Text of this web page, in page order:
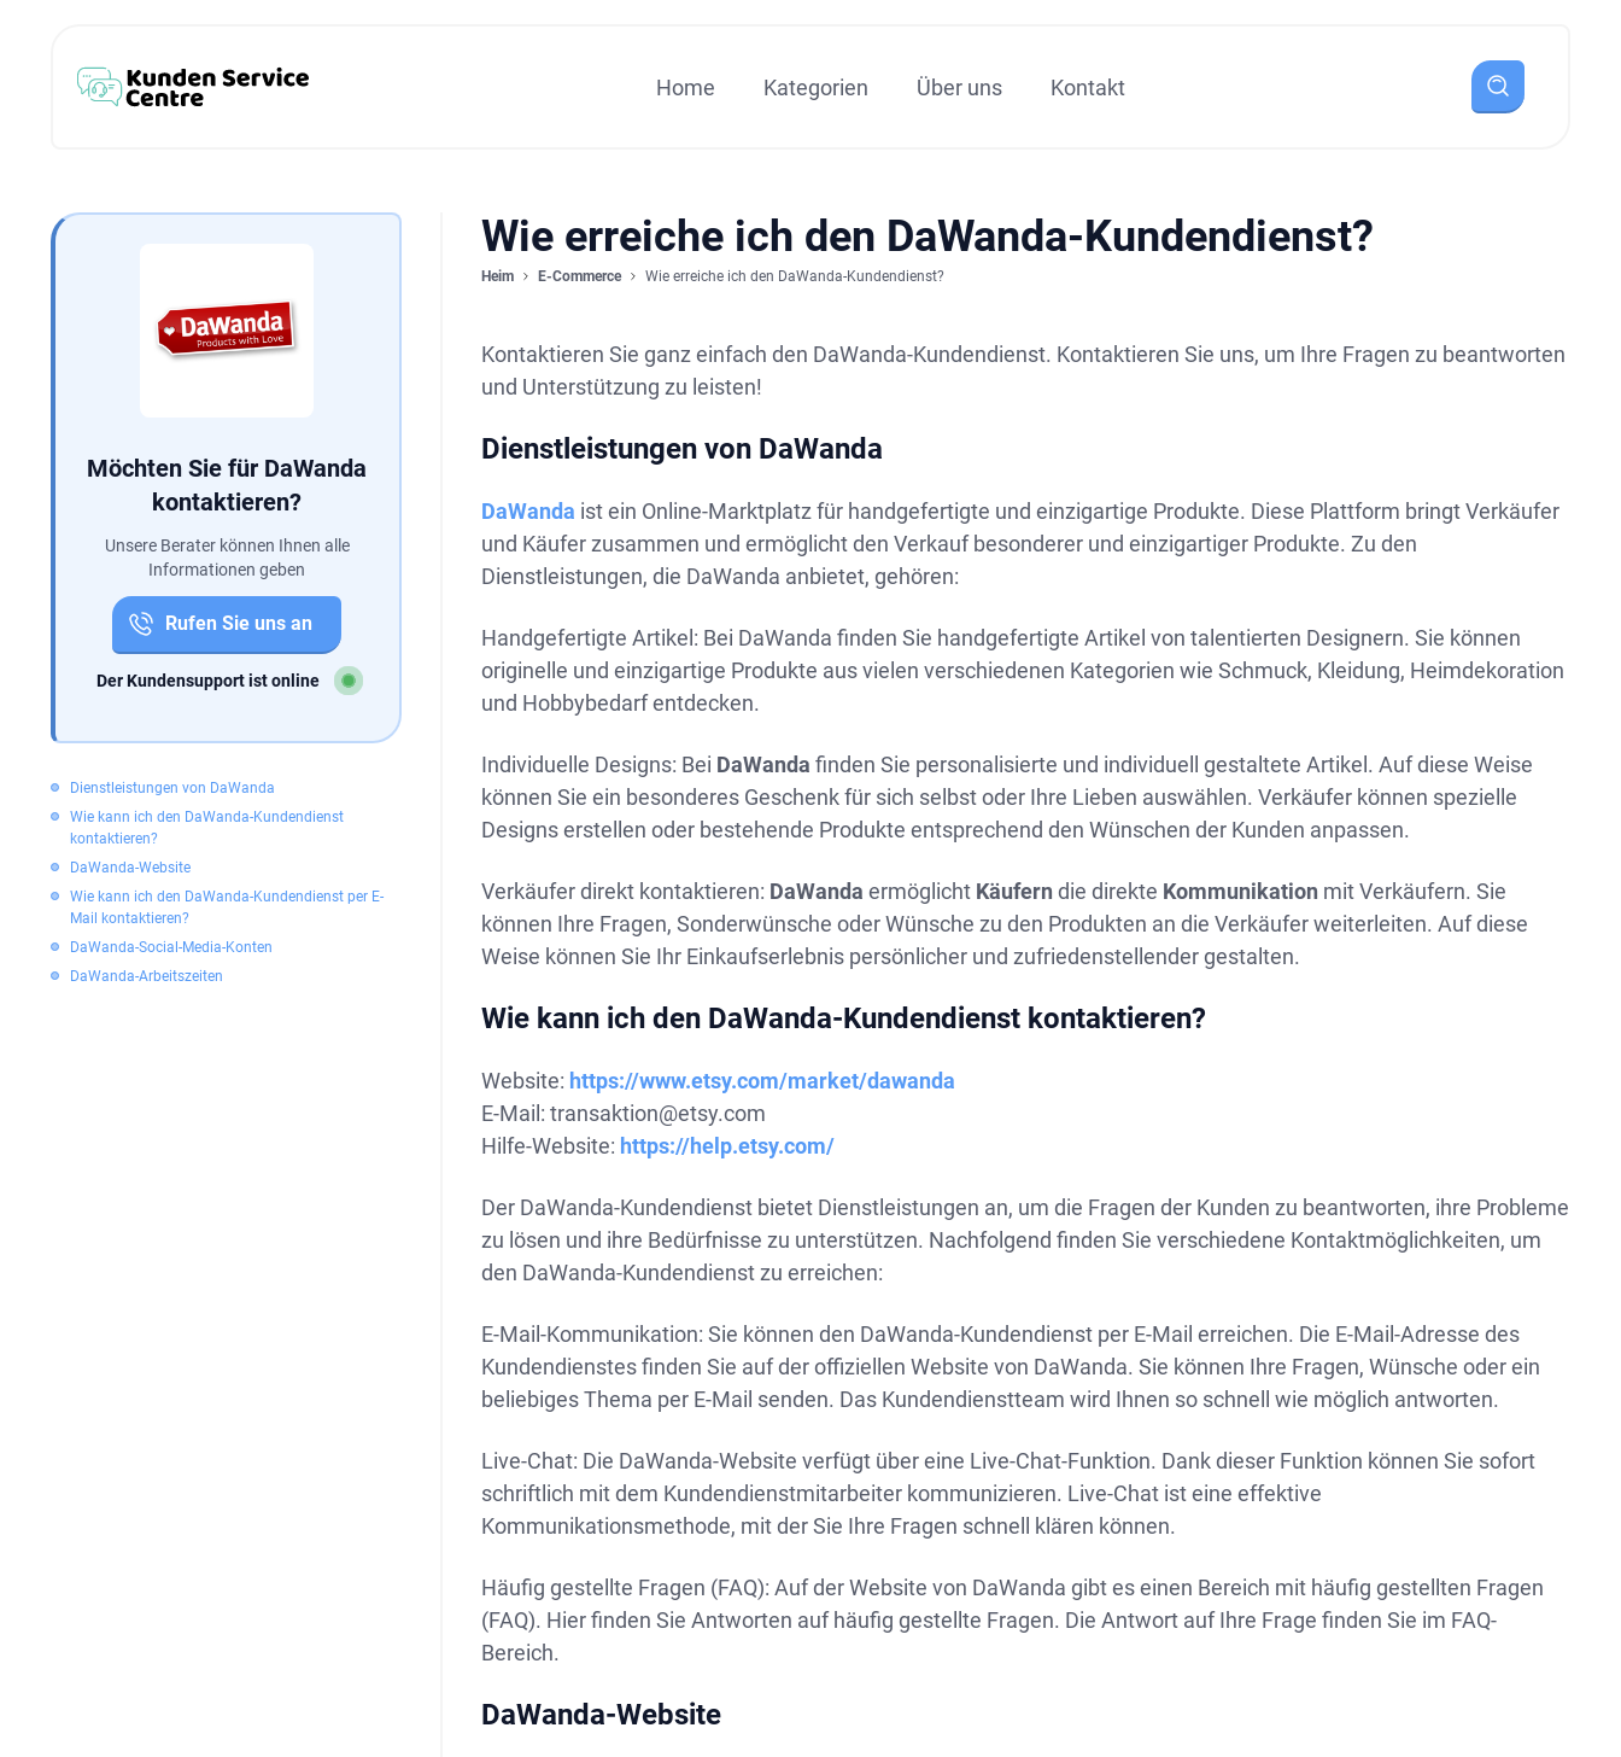
Home Kategorien Über uns Kontakt
Möchten Sie für DaWanda
kontaktieren?
Unsere Berater können Ihnen alle
Informationen geben
Rufen Sie uns an
Der Kundensupport ist online
Dienstleistungen von DaWanda
Wie kann ich den DaWanda-Kundendienst
kontaktieren?
DaWanda-Website
Wie kann ich den DaWanda-Kundendienst per E-
Mail kontaktieren?
DaWanda-Social-Media-Konten
DaWanda-Arbeitszeiten
Wie erreiche ich den DaWanda-Kundendienst?
Heim E-Commerce Wie erreiche ich den DaWanda-Kundendienst?
Kontaktieren Sie ganz einfach den DaWanda-Kundendienst. Kontaktieren Sie uns, um Ihre Fragen zu beantworten
und Unterstützung zu leisten!
Dienstleistungen von DaWanda
DaWanda ist ein Online-Marktplatz für handgefertigte und einzigartige Produkte. Diese Plattform bringt Verkäufer
und Käufer zusammen und ermöglicht den Verkauf besonderer und einzigartiger Produkte. Zu den
Dienstleistungen, die DaWanda anbietet, gehören:
Handgefertigte Artikel: Bei DaWanda finden Sie handgefertigte Artikel von talentierten Designern. Sie können
originelle und einzigartige Produkte aus vielen verschiedenen Kategorien wie Schmuck, Kleidung, Heimdekoration
und Hobbybedarf entdecken.
Individuelle Designs: Bei DaWanda finden Sie personalisierte und individuell gestaltete Artikel. Auf diese Weise
können Sie ein besonderes Geschenk für sich selbst oder Ihre Lieben auswählen. Verkäufer können spezielle
Designs erstellen oder bestehende Produkte entsprechend den Wünschen der Kunden anpassen.
Verkäufer direkt kontaktieren: DaWanda ermöglicht Käufern die direkte Kommunikation mit Verkäufern. Sie
können Ihre Fragen, Sonderwünsche oder Wünsche zu den Produkten an die Verkäufer weiterleiten. Auf diese
Weise können Sie Ihr Einkaufserlebnis persönlicher und zufriedenstellender gestalten.
Wie kann ich den DaWanda-Kundendienst kontaktieren?
Website: https://www.etsy.com/market/dawanda
E-Mail: transaktion@etsy.com
Hilfe-Website: https://help.etsy.com/
Der DaWanda-Kundendienst bietet Dienstleistungen an, um die Fragen der Kunden zu beantworten, ihre Probleme
zu lösen und ihre Bedürfnisse zu unterstützen. Nachfolgend finden Sie verschiedene Kontaktmöglichkeiten, um
den DaWanda-Kundendienst zu erreichen:
E-Mail-Kommunikation: Sie können den DaWanda-Kundendienst per E-Mail erreichen. Die E-Mail-Adresse des
Kundendienstes finden Sie auf der offiziellen Website von DaWanda. Sie können Ihre Fragen, Wünsche oder ein
beliebiges Thema per E-Mail senden. Das Kundendienstteam wird Ihnen so schnell wie möglich antworten.
Live-Chat: Die DaWanda-Website verfügt über eine Live-Chat-Funktion. Dank dieser Funktion können Sie sofort
schriftlich mit dem Kundendienstmitarbeiter kommunizieren. Live-Chat ist eine effektive
Kommunikationsmethode, mit der Sie Ihre Fragen schnell klären können.
Häufig gestellte Fragen (FAQ): Auf der Website von DaWanda gibt es einen Bereich mit häufig gestellten Fragen
(FAQ). Hier finden Sie Antworten auf häufig gestellte Fragen. Die Antwort auf Ihre Frage finden Sie im FAQ-
Bereich.
DaWanda-Website